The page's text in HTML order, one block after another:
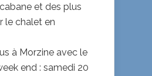
et des plus
le chalet en
à Morzine avec le
end : samedi 20